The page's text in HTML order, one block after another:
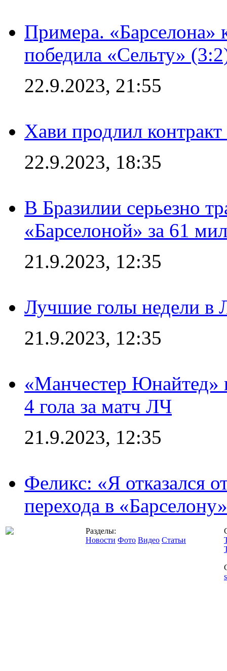
Примера. «Барселона»
победила «Сельту»
22.9.2023, 21:55
Хави продлил
22.9.2023, 18:35
В Бразилии серьезно
«Барселоной» за 61
21.9.2023, 12:35
Лучшие голы недели в
21.9.2023, 12:35
«Манчестер Юнайтед»
4 гола за матч ЛЧ
21.9.2023, 12:35
Феликс: «Я отказался
перехода в «Барселону»
Разделы:
Новости Фото Видео Статьи